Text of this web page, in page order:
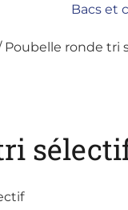
Bacs et
Poubelle ronde tri